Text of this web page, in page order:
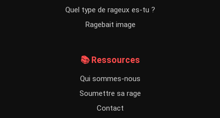
Quel type de rageux es-tu ?
Ragebait image
📚 Ressources
Qui sommes-nous
Soumettre sa rage
Contact